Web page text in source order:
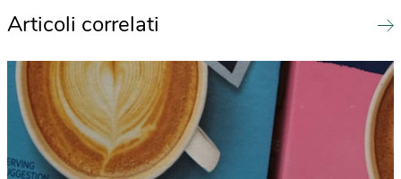
Articoli correlati